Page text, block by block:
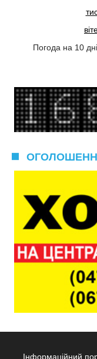
Погода на 10
Інформаційний